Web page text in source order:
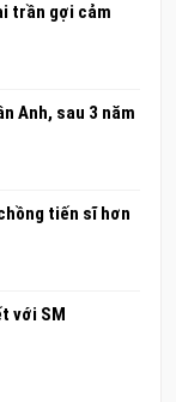
trần gợi cảm
Anh, sau 3 năm
tiến sĩ hơn
với SM